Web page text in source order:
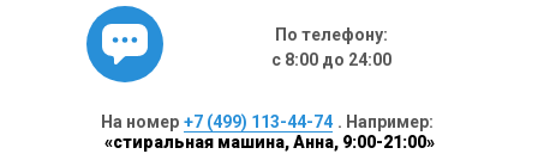
По телефону:
с 8:00 до 24:00
На номер +7 (499) 113-44-74 . Например:
«стиральная машина, Анна, 9:00-21:00»